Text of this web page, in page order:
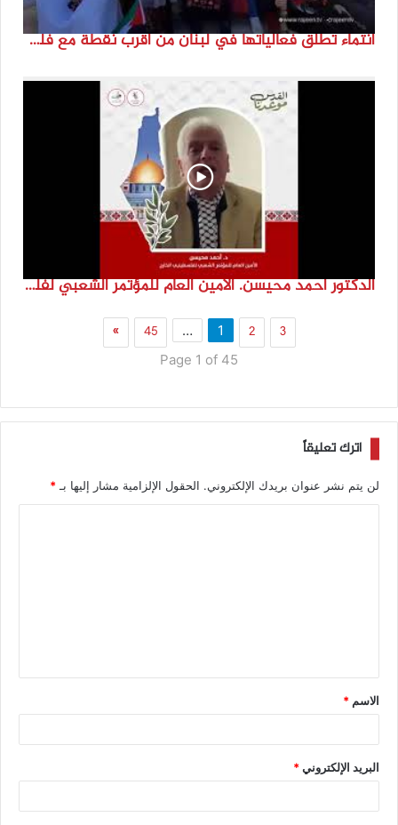
انتماء تطلق فعالياتها في لبنان من أقرب نقطة مع فلسطين المحتلة في ذكرى النكبة_74تقرير: جنى شحرور
الدكتور احمد محيسن. الامين العام للمؤتمر الشعبي لفلسطينيي الخارج
1 2 3
…
45
»
Page 1 of 45
اترك تعليقاً
لن يتم نشر عنوان بريدك الإلكتروني. الحقول الإلزامية مشار إليها بـ *
الاسم *
البريد الإلكتروني*